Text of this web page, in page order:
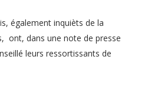
également inquièts de la
ont, dans une note de presse
leurs ressortissants de